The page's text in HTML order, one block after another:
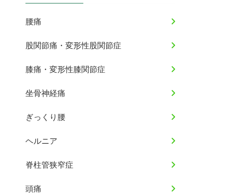
腰痛
股関節痛・変形性股関節症
膝痛・変形性膝関節症
坐骨神経痛
ぎっくり腰
ヘルニア
脊柱管狭窄症
頭痛